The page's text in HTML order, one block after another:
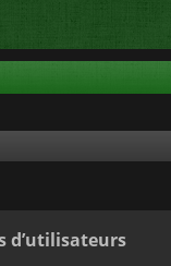
d’utilisateurs